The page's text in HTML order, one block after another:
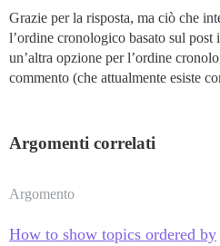
Grazie per la risposta, ma ciò che
l’ordine cronologico basato sul post
un’altra opzione per l’ordine
commento (che attualmente esiste
Argomenti correlati
Argomento
How to show topics ordered by